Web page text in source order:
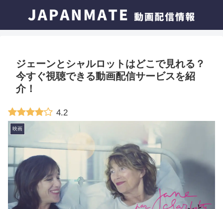
ジェーンとシャルロットはどこで見れる？
今すぐ視聴できる動画配信サービスを紹
介！
4.2
映画